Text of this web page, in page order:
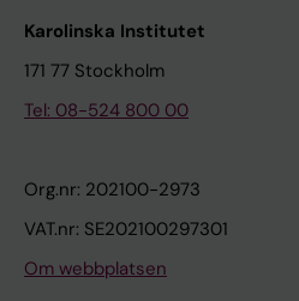
Karolinska Institutet
171 77 Stockholm
Tel: 08-524 800 00
Org.nr: 202100-2973
VAT.nr: SE202100297301
Om webbplatsen